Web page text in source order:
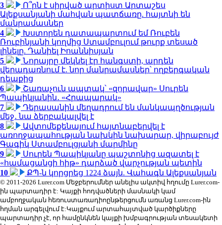
3
Ո՞րն է սիրված արտիստ Արտաշես
Ալեքսանյանի մահվան պատճառը. հայտնի են
մանրամասներ
4
Խստորեն դատապարտում եմ Ռուբեն
Ռուբինյանի կողմից Ստամբուլում թուրք տեսած
լինելը. Դանիել Իոաննիսյան
5
Նորայրը մեկնել էր հանգստի, արդեն
վերադառնում է. նոր մանրամասներ՝ ողբերգական
դեպքից
6
Շառաչուն ապտակ՝ «զորավար» Սուրեն
Պապիկյանին․ «Հրապարակ»
7
Դերասանին մեղադրում են մանկապղծության
մեջ․ նա ձերբակալվել է
8
Ավտոմեքենայում հայտնաբերվել է
առողջապահության նախկին նախարար, վիրաբույժ
Գագիկ Ստամբուլցյանի մարմինը
9
Սուրեն Պապիկյանը պաշտոնից ազատել է
«համացանցի հիթ» դարձած վարչության պետին
10
ՔՊ-ն կորցրեց 1224 ձայն. Վահագն Ալեքսանյան
© 2011-2026 Lurer.com Մեջբերումներ անելիս ակտիվ հղումը Lurer.com-
ին պարտադիր է: Կայքի հոդվածների մասնակի կամ
ամբողջական հեռուստառադիոընթերցումն առանց Lurer.com-ին
հղման արգելվում է:Կայքում արտահայտված կարծիքները
պարտադիր չէ, որ համընկնեն կայքի խմբագրության տեսակետի